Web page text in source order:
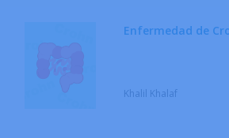
Enfermedad de
Khalil Khalaf